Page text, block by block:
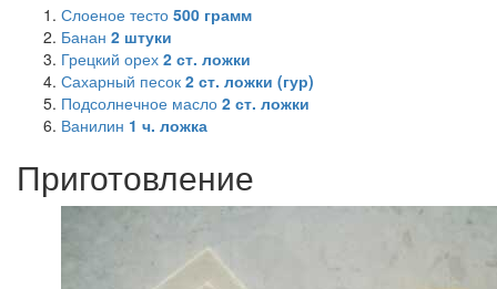
Слоеное тесто 500 грамм
Банан 2 штуки
Грецкий орех 2 ст. ложки
Сахарный песок 2 ст. ложки (гур)
Подсолнечное масло 2 ст. ложки
Ванилин 1 ч. ложка
Приготовление